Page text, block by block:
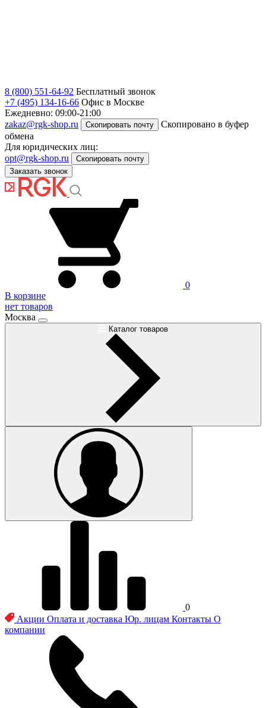
8 (800) 551-64-92 Бесплатный звонок
+7 (495) 134-16-66 Офис в Москве
Ежедневно: 09:00-21:00
zakaz@rgk-shop.ru
Скопировать почту
Скопировано в буфер
обмена
Для юридических лиц:
opt@rgk-shop.ru
Скопировать почту
Заказать звонок
0
В корзине
нет товаров
Москва
Каталог товаров
0
Акции Оплата и доставка Юр. лицам Контакты О
компании